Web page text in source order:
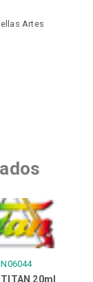
Artes
20ml